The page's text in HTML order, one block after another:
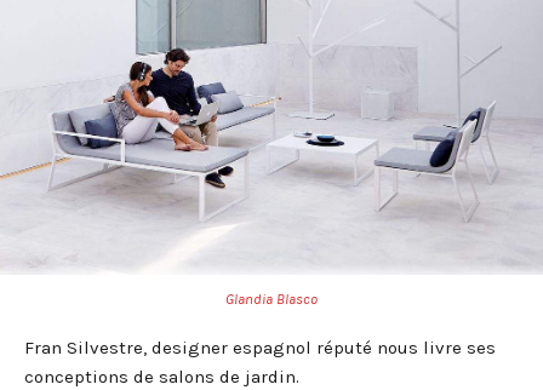
Glandia Blasco
Fran Silvestre, designer espagnol réputé nous livre ses
conceptions de salons de jardin.